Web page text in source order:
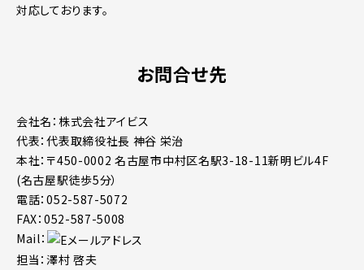
対応しております。
お問合せ先
会社名：株式会社アイビス
代表：代表取締役社長 神谷 栄治
本社：〒450-0002 名古屋市中村区名駅3-18-11新明ビル4F
(名古屋駅徒歩5分）
電話：052-587-5072
FAX：052-587-5008
Mail：
担当：澤村 啓夫